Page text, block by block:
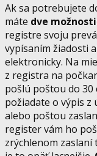
Ak sa potrebujete
máte dve
registre svoju
vypísaním žiadosti
elektronicky. Na
z registra na
pošlú poštou do 30
požiadate o výpis
alebo poštou
register vám ho
zrýchlenom zaslaní